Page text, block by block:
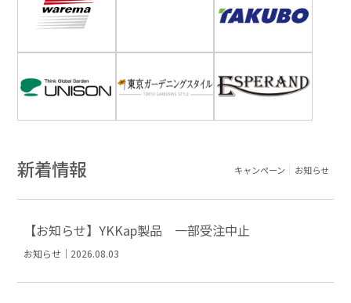
新着情報 キャンペーン お知らせ
【お知らせ】YKKap製品 一部受注中止
お知らせ｜2026.08.03